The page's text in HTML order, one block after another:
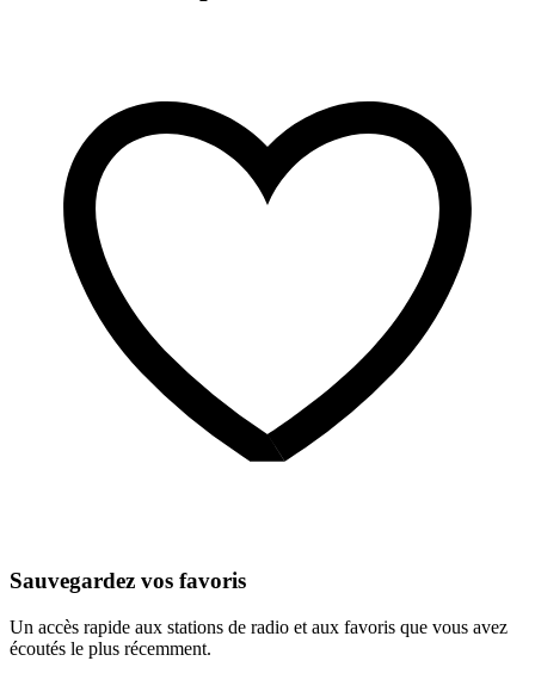
Sauvegardez vos favoris
Un accès rapide aux stations de radio et aux favoris que vous avez
écoutés le plus récemment.